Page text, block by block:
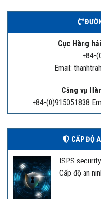
Cục Hàng
+84-
Email:
Cảng vụ
+84-(0)915051838
CẤP ĐỘ
ISPS
Cấp độ an